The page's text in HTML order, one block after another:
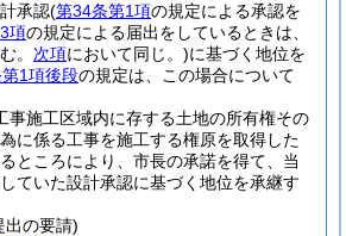
承認(第34条第1項の規定による承認を
項の規定による届出をしているときは、
。 次項において同じ。)に基づく地位を
1項後段の規定は、この場合について
事施工区域内に存する土地の所有権その
に係る工事を施工する権原を取得した
ところにより、市長の承諾を得て、当
ていた設計承認に基づく地位を承継す
出の要請)